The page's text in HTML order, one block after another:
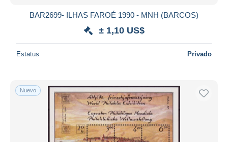
BAR2699- ILHAS FAROÉ 1990 - MNH (BARCOS)
± 1,10 US$
Estatus Privado
Nuevo